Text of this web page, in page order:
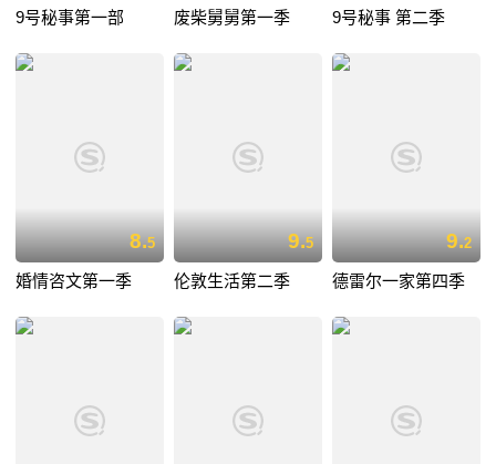
9号秘事第一部 废柴舅舅第一季 9号秘事 第二季
8.5
婚情咨文第一季
9.5
伦敦生活第二季
9.2
德雷尔一家第四季